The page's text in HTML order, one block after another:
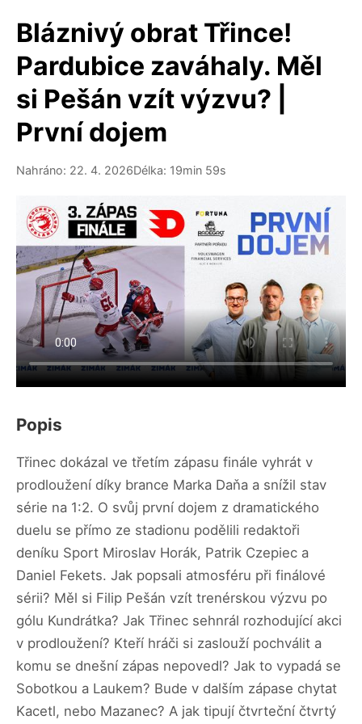
Bláznivý obrat Třince!
Pardubice zaváhaly. Měl
si Pešán vzít výzvu? |
První dojem
Nahráno: 22. 4. 2026Délka: 19min 59s
Popis
Třinec dokázal ve třetím zápasu finále vyhrát v
prodloužení díky brance Marka Daňa a snížil stav
série na 1:2. O svůj první dojem z dramatického
duelu se přímo ze stadionu podělili redaktoři
deníku Sport Miroslav Horák, Patrik Czepiec a
Daniel Fekets. Jak popsali atmosféru při finálové
sérii? Měl si Filip Pešán vzít trenérskou výzvu po
gólu Kundrátka? Jak Třinec sehnrál rozhodující akci
v prodloužení? Kteří hráči si zaslouží pochválit a
komu se dnešní zápas nepovedl? Jak to vypadá se
Sobotkou a Laukem? Bude v dalším zápase chytat
Kacetl, nebo Mazanec? A jak tipují čtvrteční čtvrtý